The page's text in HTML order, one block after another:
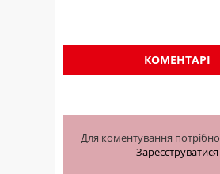
КОМЕНТАРІ
Для коментування потрібно
Зареєструватися